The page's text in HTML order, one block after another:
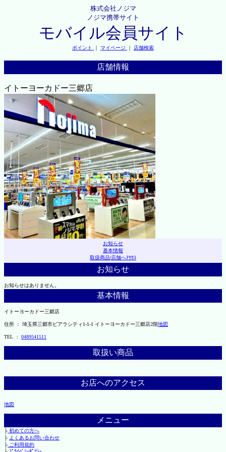
株式会社ノジマ
ノジマ携帯サイト
モバイル会員サイト
ポイント ｜ マイページ ｜ 店舗検索
店舗情報
イトーヨーカドー三郷店
お知らせ
基本情報
取扱商品|店舗へｱｸｾｽ
お知らせ
お知らせはありません。
基本情報
イトーヨーカドー三郷店
住所 ： 埼玉県三郷市ピアラシティ1-1-1 イトーヨーカドー三郷店2階地図
TEL ： 0489541511
取扱い商品
お店へのアクセス
地図
メニュー
├初めての方へ
├ よくあるお問い合わせ
├ご利用規約